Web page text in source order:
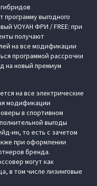
программу выгодного
VOYAH ФРИ / FREE: при
получают
на все модификации
программой рассрочки
на новый премиум
на все электрические
модификации
в спортивном
выгоды
ин, то есть с зачетом
при оформлении
бренда.
могут как
в том числе лизинговые